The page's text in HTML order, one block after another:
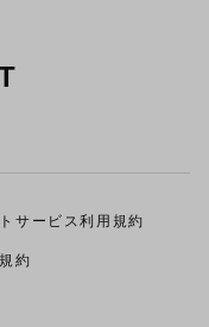
サービス利用規約
約